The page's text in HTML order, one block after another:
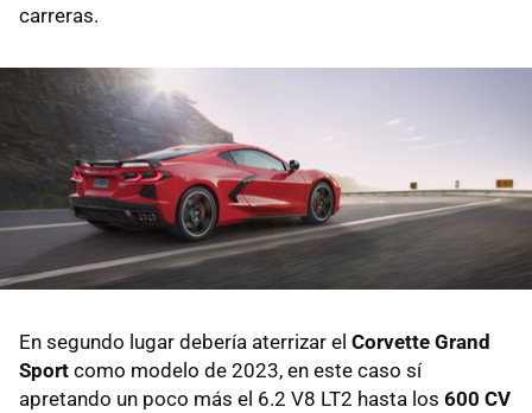
carreras.
En segundo lugar debería aterrizar el Corvette Grand
Sport como modelo de 2023, en este caso sí
apretando un poco más el 6.2 V8 LT2 hasta los 600 CV